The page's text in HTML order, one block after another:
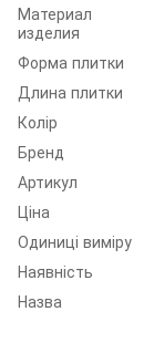
Материал
изделия
Форма плитки
Длина плитки
Колір
Бренд
Артикул
Ціна
Одиниці виміру
Наявність
Назва